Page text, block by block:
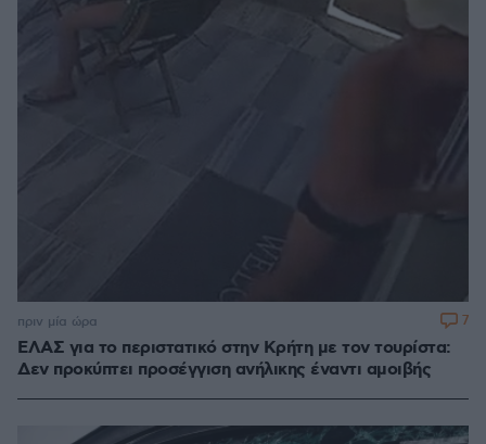
ΕΛΑΣ για το περιστατικό στην Κρήτη με τον τουρίστα:
Δεν προκύπτει προσέγγιση ανήλικης έναντι αμοιβής
πριν μία ώρα 7